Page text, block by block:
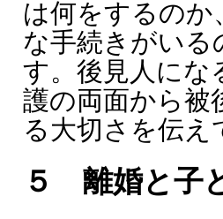
は何をするのか
な手続きがいる
す。後見人にな
護の両面から被
る大切さを伝え
５ 離婚と子